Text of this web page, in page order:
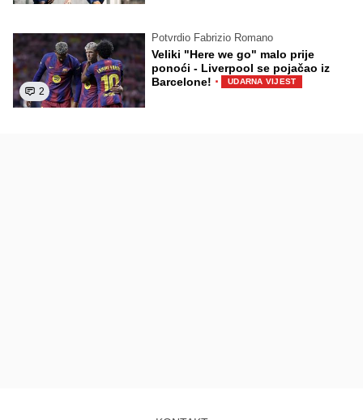
2
Potvrdio Fabrizio Romano
Veliki "Here we go" malo prije
ponoći - Liverpool se pojačao iz
Barcelone! · UDARNA VIJEST